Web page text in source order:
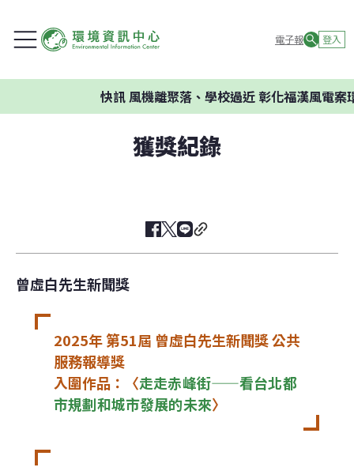
電子報 登入
快訊風機離聚落、學校過近 彰化福漢風電案環
獲獎紀錄
曾虛白先生新聞獎
2025年 第51屆 曾虛白先生新聞獎 公共
服務報導獎
入圍作品：〈走走赤峰街——看台北都
市規劃和城市發展的未來〉